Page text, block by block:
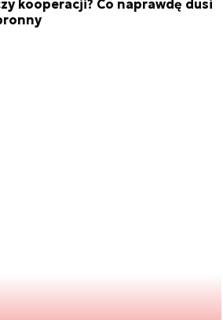
kooperacji? Co naprawdę dusi